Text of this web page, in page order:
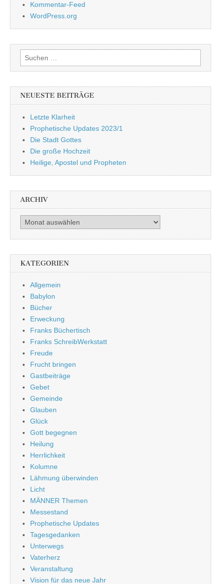
Kommentar-Feed
WordPress.org
Suchen
nach:
NEUESTE BEITRÄGE
Letzte Klarheit
Prophetische Updates 2023/1
Die Stadt Gottes
Die große Hochzeit
Heilige, Apostel und Propheten
ARCHIV
Archiv
KATEGORIEN
Allgemein
Babylon
Bücher
Erweckung
Franks Büchertisch
Franks SchreibWerkstatt
Freude
Frucht bringen
Gastbeiträge
Gebet
Gemeinde
Glauben
Glück
Gott begegnen
Heilung
Herrlichkeit
Kolumne
Lähmung überwinden
Licht
MÄNNER Themen
Messestand
Prophetische Updates
Tagesgedanken
Unterwegs
Vaterherz
Veranstaltung
Vision für das neue Jahr